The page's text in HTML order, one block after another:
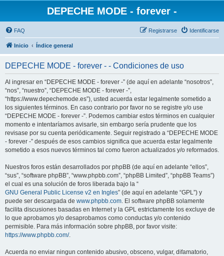
DEPECHE MODE - forever -
FAQ Identificarse
Registrarse
Inicio Índice general
DEPECHE MODE - forever - - Condiciones de uso
Al ingresar en “DEPECHE MODE - forever -” (de aquí en adelante “nosotros”,
“nos”, “nuestro”, “DEPECHE MODE - forever -”,
“https://www.depechemode.es”), usted acuerda estar legalmente sometido a
los siguientes términos. En caso contrario por favor no se registre y/o use
“DEPECHE MODE - forever -”. Podemos cambiar estos términos en cualquier
momento e intentaríamos avisarle, sin embargo sería prudente que los
revisase por su cuenta periódicamente. Seguir registrado a “DEPECHE MODE
- forever -” después de esos cambios significa que acuerda estar legalmente
sometido a esos nuevos términos tal como fueron actualizados y/o reformados.
Nuestros foros están desarrollados por phpBB (de aquí en adelante “ellos”,
“sus”, “software phpBB”, “www.phpbb.com”, “phpBB Limited”, “phpBB Teams”)
el cual es una solución de foros liberada bajo la “
GNU General Public License v2 en Ingles” (de aquí en adelante “GPL”) y
puede ser descargada de www.phpbb.com. El software phpBB solamente
facilita discusiones basadas en Internet y la GPL estrictamente los excluye de
lo que aprobamos y/o desaprobamos como conductas y/o contenido
permisible. Para más información sobre phpBB, por favor visite:
https://www.phpbb.com/.
Acuerda no enviar ningun contenido abusivo, obsceno, vulgar, difamatorio,